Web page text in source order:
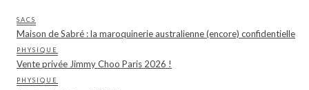
SACS
Maison de Sabré : la maroquinerie australienne (encore) confidentielle
PHYSIQUE
Vente privée Jimmy Choo Paris 2026 !
PHYSIQUE